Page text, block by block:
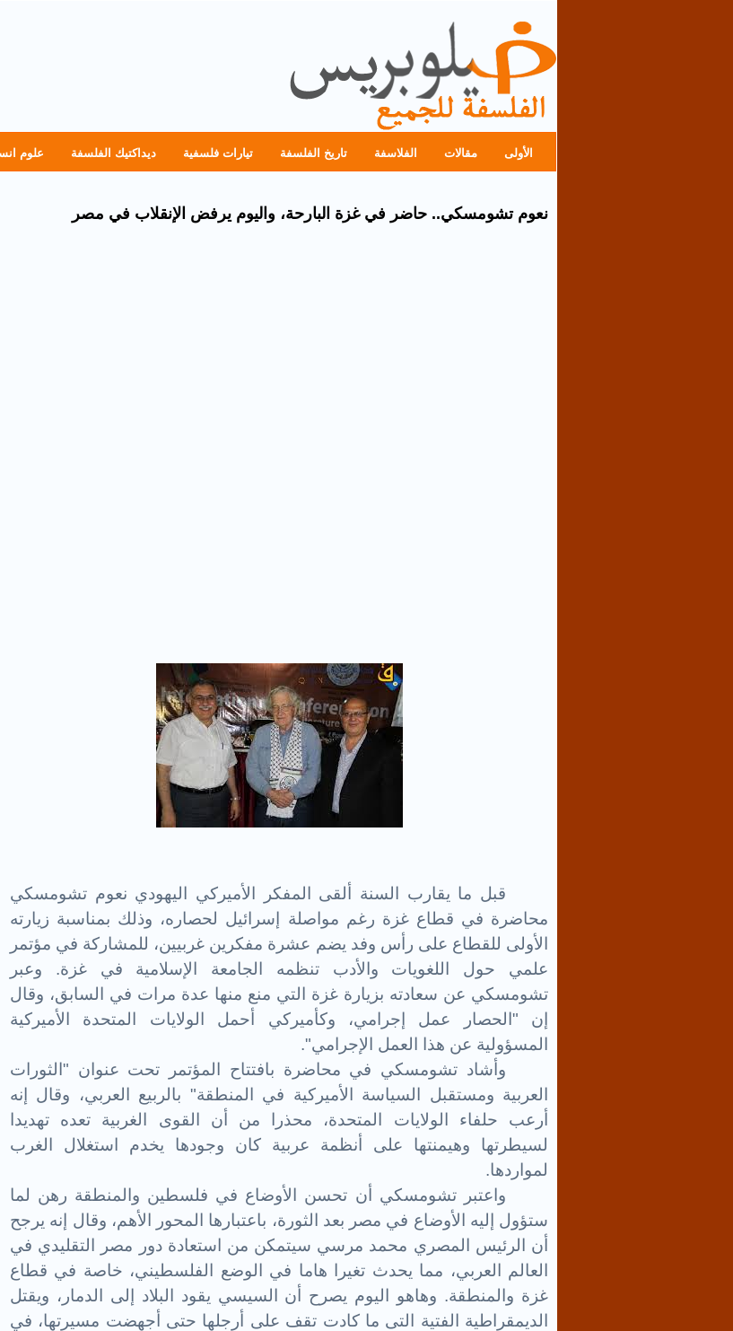
الأولى مقالات الفلاسفة تاريخ الفلسفة تيارات فلسفية ديداكتيك الفلسفة علوم
نعوم تشومسكي.. حاضر في غزة البارحة، واليوم يرفض الإنقلاب في مصر
قبل ما يقارب السنة
ألقى المفكر الأميركي اليهودي نعوم تشومسكي
محاضرة في قطاع غزة رغم مواصلة إسرائيل لحصاره، وذلك بمناسبة زيارته
الأولى للقطاع على رأس وفد يضم عشرة مفكرين غربيين، للمشاركة في مؤتمر
علمي حول اللغويات والأدب تنظمه الجامعة الإسلامية في غزة. وعبر
تشومسكي عن سعادته بزيارة غزة التي منع منها عدة مرات في السابق، وقال
إن "الحصار عمل إجرامي، وكأميركي أحمل الولايات المتحدة الأميركية
المسؤولية عن هذا العمل الإجرامي".
وأشاد تشومسكي في محاضرة بافتتاح المؤتمر تحت عنوان "الثورات
العربية ومستقبل السياسة الأميركية في المنطقة" بالربيع العربي، وقال إنه
أرعب حلفاء الولايات المتحدة، محذرا من أن القوى الغربية تعده تهديدا
لسيطرتها وهيمنتها على أنظمة عربية كان وجودها يخدم استغلال الغرب
لمواردها.
واعتبر تشومسكي أن تحسن الأوضاع في فلسطين والمنطقة رهن لما
ستؤول إليه الأوضاع في مصر بعد الثورة، باعتبارها المحور الأهم، وقال إنه يرجح
أن الرئيس المصري محمد مرسي سيتمكن من استعادة دور مصر التقليدي في
العالم العربي، مما يحدث تغيرا هاما في الوضع الفلسطيني، خاصة في قطاع
غزة والمنطقة. وهاهو اليوم يصرح أن السيسي يقود البلاد إلى الدمار، ويقتل
الديمقراطية الفتية التى ما كادت تقف على أرجلها حتى أجهضت مسيرتها، في